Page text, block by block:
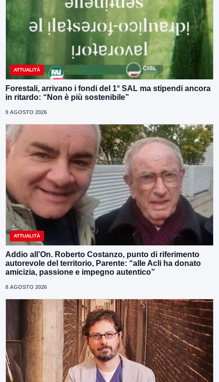
ATTUALITÀ
Forestali, arrivano i fondi del 1° SAL ma stipendi ancora
in ritardo: “Non è più sostenibile”
9 AGOSTO 2026
ATTUALITÀ
Addio all’On. Roberto Costanzo, punto di riferimento
autorevole del territorio, Parente: “alle Acli ha donato
amicizia, passione e impegno autentico”
8 AGOSTO 2026